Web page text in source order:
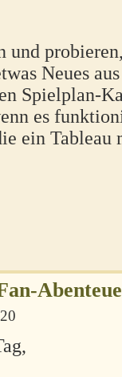
Neues
Spielplan-
es
ein Tableau